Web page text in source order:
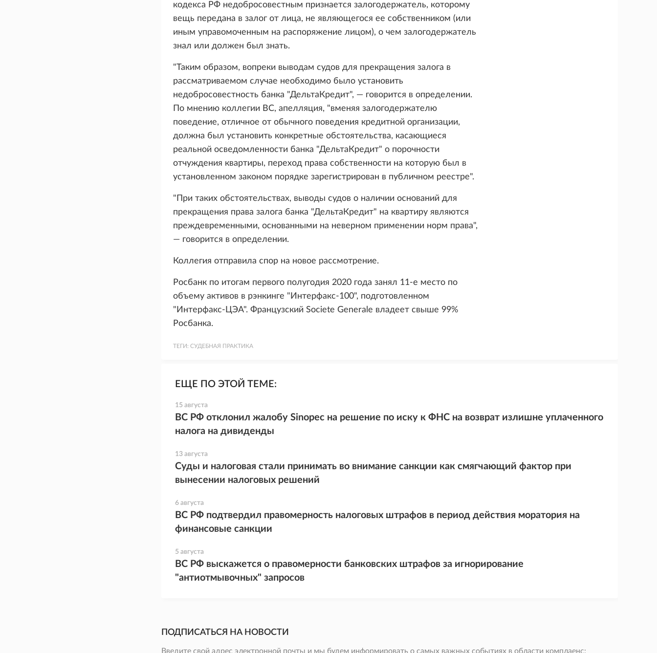
кодекса РФ недобросовестным признается залогодержатель, которому
вещь передана в залог от лица, не являющегося ее собственником (или
иным управомоченным на распоряжение лицом), о чем залогодержатель
знал или должен был знать.
"Таким образом, вопреки выводам судов для прекращения залога в
рассматриваемом случае необходимо было установить
недобросовестность банка "ДельтаКредит", — говорится в определении.
По мнению коллегии ВС, апелляция, "вменяя залогодержателю
поведение, отличное от обычного поведения кредитной организации,
должна был установить конкретные обстоятельства, касающиеся
реальной осведомленности банка "ДельтаКредит" о порочности
отчуждения квартиры, переход права собственности на которую был в
установленном законом порядке зарегистрирован в публичном реестре".
"При таких обстоятельствах, выводы судов о наличии оснований для
прекращения права залога банка "ДельтаКредит" на квартиру являются
преждевременными, основанными на неверном применении норм права",
— говорится в определении.
Коллегия отправила спор на новое рассмотрение.
Росбанк по итогам первого полугодия 2020 года занял 11-е место по
объему активов в рэнкинге "Интерфакс-100", подготовленном
"Интерфакс-ЦЭА". Французский Societe Generale владеет свыше 99%
Росбанка.
ТЕГИ: СУДЕБНАЯ ПРАКТИКА
ЕЩЕ ПО ЭТОЙ ТЕМЕ:
15 августа
ВС РФ отклонил жалобу Sinopec на решение по иску к ФНС на возврат излишне уплаченного
налога на дивиденды
13 августа
Суды и налоговая стали принимать во внимание санкции как смягчающий фактор при
вынесении налоговых решений
6 августа
ВС РФ подтвердил правомерность налоговых штрафов в период действия моратория на
финансовые санкции
5 августа
ВС РФ выскажется о правомерности банковских штрафов за игнорирование
"антиотмывочных" запросов
ПОДПИСАТЬСЯ НА НОВОСТИ
Введите свой адрес электронной почты и мы будем информировать о самых важных событиях в области комплаенс: